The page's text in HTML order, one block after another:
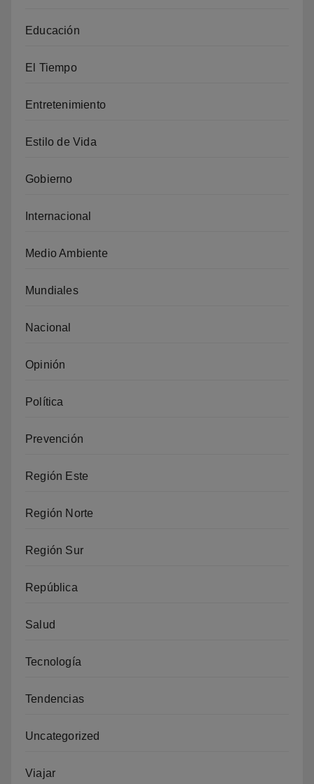
Educación
El Tiempo
Entretenimiento
Estilo de Vida
Gobierno
Internacional
Medio Ambiente
Mundiales
Nacional
Opinión
Política
Prevención
Región Este
Región Norte
Región Sur
República
Salud
Tecnología
Tendencias
Uncategorized
Viajar